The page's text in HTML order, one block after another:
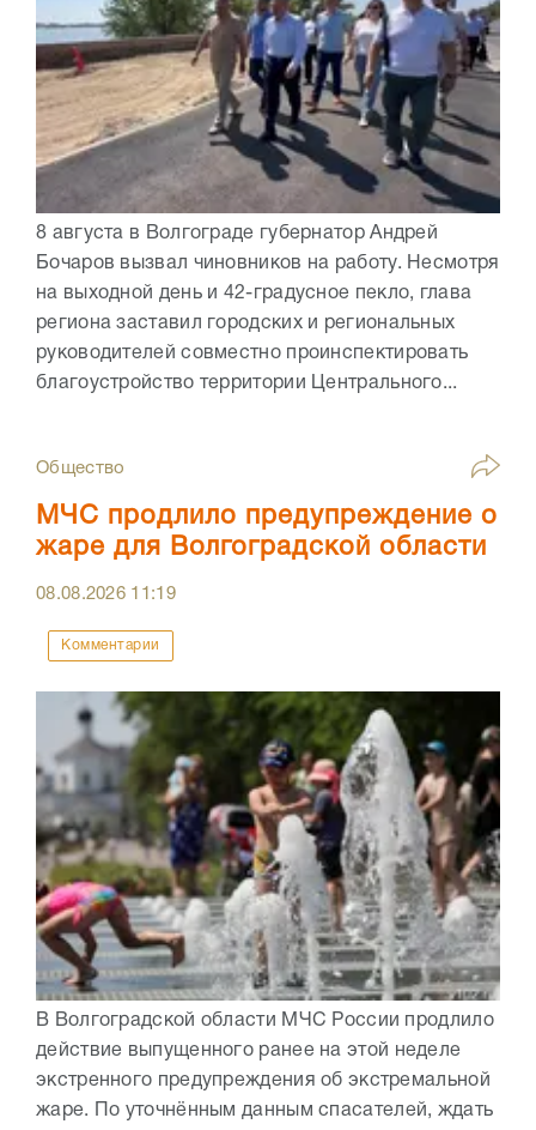
8 августа в Волгограде губернатор Андрей
Бочаров вызвал чиновников на работу. Несмотря
на выходной день и 42-градусное пекло, глава
региона заставил городских и региональных
руководителей совместно проинспектировать
благоустройство территории Центрального...
Общество
МЧС продлило предупреждение о
жаре для Волгоградской области
08.08.2026 11:19
Комментарии
В Волгоградской области МЧС России продлило
действие выпущенного ранее на этой неделе
экстренного предупреждения об экстремальной
жаре. По уточнённым данным спасателей, ждать